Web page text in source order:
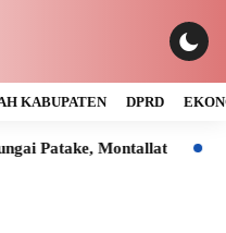
KABUPATEN DPRD
Patake, Montallat